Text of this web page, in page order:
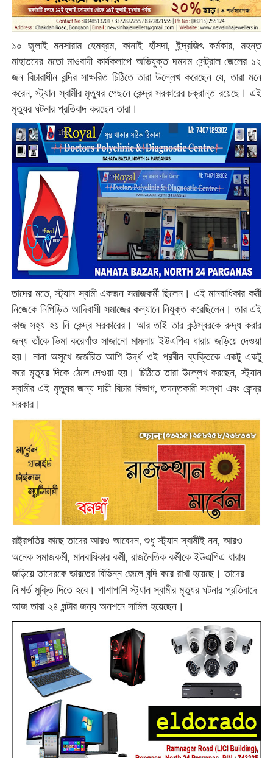
১০ জুলাই মনসারাম হেমব্রম, কানাই হাঁসদা, ইন্দ্রজিৎ কর্মকার, মহন্ত
মাহাতদের মতো মাওবাদী কার্যকলাপে অভিযুক্ত দমদম সেন্ট্রাল জেলের ১২
জন বিচারাধীন বন্দির সাক্ষরিত চিঠিতে তারা উল্লেখ করেছেন যে, তারা মনে
করেন, স্ট্যান স্বামীর মৃত্যুর পেছনে কেন্দ্র সরকারের চক্রান্ত রয়েছে। এই
মৃত্যুর ঘটনার প্রতিবাদ করছেন তারা।
তাদের মতে, স্ট্যান স্বামী একজন সমাজকর্মী ছিলেন। এই মানবাধিকার কর্মী
নিজেকে নিপিড়িত আদিবাসী সমাজের কল্যানে নিযুক্ত করেছিলেন। তার এই
কাজ সহ্য হয় নি কেন্দ্র সরকারের। আর তাই তার কন্ঠস্বরকে রুদ্ধ করার
জন্য তাঁকে ভিমা করেগাঁও সাজানো মামলায় ইউএপিএ ধারায় জড়িয়ে দেওয়া
হয়। নানা অসুখে জর্জরিত আশি উর্দ্ধ ওই প্রবীন ব্যক্তিকে একটু একটু
করে মৃত্যুর দিকে ঠেলে দেওয়া হয়। চিঠিতে তারা উল্লেখ করছেন, স্ট্যান
স্বামীর এই মৃত্যুর জন্য দায়ী বিচার বিভাগ, তদন্তকারী সংস্থা এবং কেন্দ্র
সরকার।
রাষ্ট্রপতির কাছে তাদের আরও আবেদন, শুধু স্ট্যান স্বামীই নন, আরও
অনেক সমাজকর্মী, মানবাধিকার কর্মী, রাজনৈতিক কর্মীকে ইউএপিএ ধারায়
জড়িয়ে তাদেরকে ভারতের বিভিন্ন জেলে বন্দি করে রাখা হয়েছে। তাদের
নি:‌শর্ত মুক্তি দিতে হবে। পাশাপাশি স্ট্যান স্বামীর মৃত্যুর ঘটনার প্রতিবাদে
আজ তারা ২৪ ঘন্টার জন্য অনশনে সামিল হয়েছেন।